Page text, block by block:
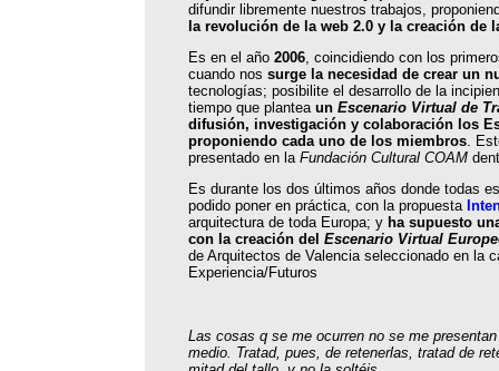
difundir libremente nuestros trabajos,
la revolución de la web 2.0 y la creación de
Es en el año 2006 , coincidiendo con los
cuando nos surge la necesidad de crear un
tecnologías; posibilite el desarrollo de la
tiempo que plantea un Escenario Virtual de
difusión, investigación y colaboración los
proponiendo cada uno de los miembros .
presentado en la Fundación Cultural COAM
Es durante los dos últimos años donde todas
podido poner en práctica, con la propuesta
arquitectura de toda Europa; y ha supuesto
con la creación del Escenario Virtual
de Arquitectos de Valencia seleccionado en la
Experiencia/Futuros
Las cosas q se me ocurren no se me
medio. Tratad, pues, de retenerlas, tratad de